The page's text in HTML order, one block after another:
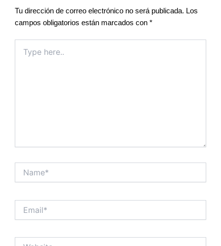
Tu dirección de correo electrónico no será publicada. Los
campos obligatorios están marcados con *
here..